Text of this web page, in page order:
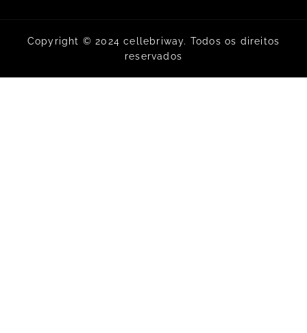
Copyright © 2024 cellebriway. Todos os direitos
reservados